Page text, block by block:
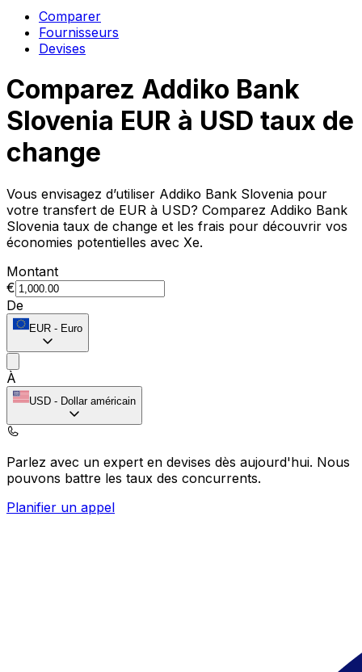
Comparer
Fournisseurs
Devises
Comparez Addiko Bank
Slovenia EUR à USD taux de
change
Vous envisagez d’utiliser Addiko Bank Slovenia pour
votre transfert de EUR à USD? Comparez Addiko Bank
Slovenia taux de change et les frais pour découvrir vos
économies potentielles avec Xe.
Montant
€
De
EUR - Euro
À
USD - Dollar américain
Parlez avec un expert en devises dès aujourd'hui. Nous
pouvons battre les taux des concurrents.
Planifier un appel